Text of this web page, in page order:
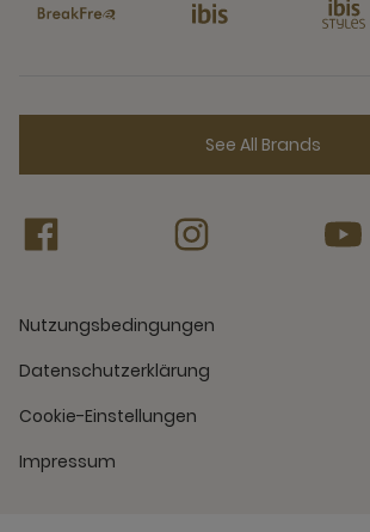
See All Brands
Nutzungsbedingungen
Datenschutzerklärung
Cookie-Einstellungen
Impressum